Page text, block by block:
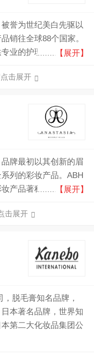
誉为世纪美白先驱以
销往全球88个国家。
业的护理产品，如今
【展开】
击展开
牌最初以其创新的眉
列的彩妆产品。ABH
产品著称，深受全球
【展开】
击展开
脱毛膏知名品牌，
本著名品牌，世界知
第二大化妆品集团公